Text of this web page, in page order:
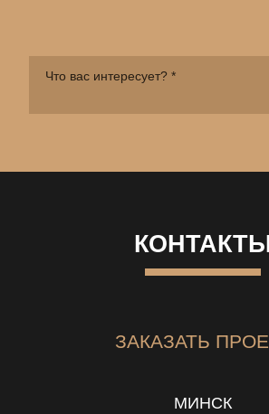
ЗАКАЗАТЬ
МИНСК